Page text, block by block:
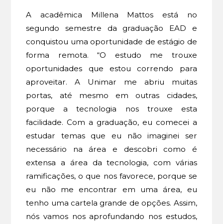
A acadêmica Millena Mattos está no
segundo semestre da graduação EAD e
conquistou uma oportunidade de estágio de
forma remota. “O estudo me trouxe
oportunidades que estou correndo para
aproveitar. A Unimar me abriu muitas
portas, até mesmo em outras cidades,
porque a tecnologia nos trouxe esta
facilidade. Com a graduação, eu comecei a
estudar temas que eu não imaginei ser
necessário na área e descobri como é
extensa a área da tecnologia, com várias
ramificações, o que nos favorece, porque se
eu não me encontrar em uma área, eu
tenho uma cartela grande de opções. Assim,
nós vamos nos aprofundando nos estudos,